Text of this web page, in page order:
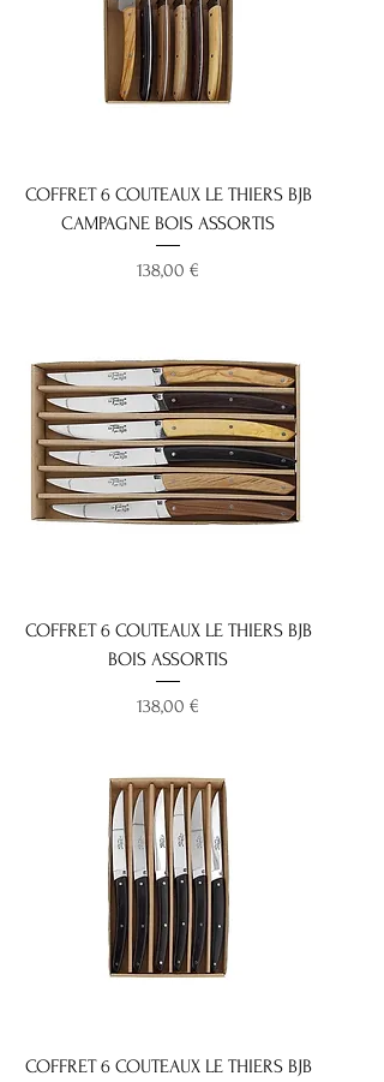
COFFRET 6 COUTEAUX LE THIERS BJB
CAMPAGNE BOIS ASSORTIS
Prix
138,00 €
COFFRET 6 COUTEAUX LE THIERS BJB
BOIS ASSORTIS
Prix
138,00 €
COFFRET 6 COUTEAUX LE THIERS BJB